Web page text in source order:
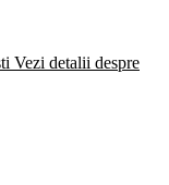
Vezi detalii despre